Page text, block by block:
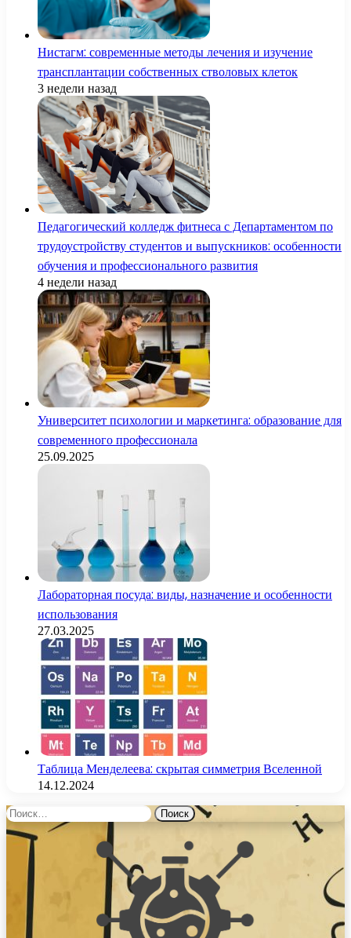
Нистагм: современные методы лечения и изучение
трансплантации собственных стволовых клеток
3 недели назад
Педагогический колледж фитнеса с Департаментом по
трудоустройству студентов и выпускников: особенности
обучения и профессионального развития
4 недели назад
Университет психологии и маркетинга: образование для
современного профессионала
25.09.2025
Лабораторная посуда: виды, назначение и особенности
использования
27.03.2025
Таблица Менделеева: скрытая симметрия Вселенной
14.12.2024
Найти: